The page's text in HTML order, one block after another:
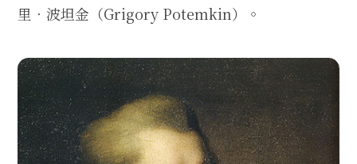
里．波坦金（Grigory Potemkin）。